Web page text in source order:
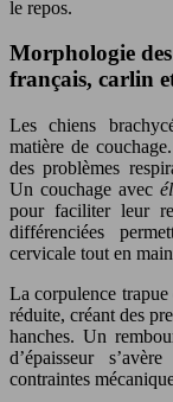
le repos.
Morphologie
français, carlin
Les chiens
matière de
des problèmes
Un couchage avec
pour faciliter leur
différenciées
cervicale tout en
La corpulence trapue
réduite, créant des
hanches. Un
d’épaisseur
contraintes